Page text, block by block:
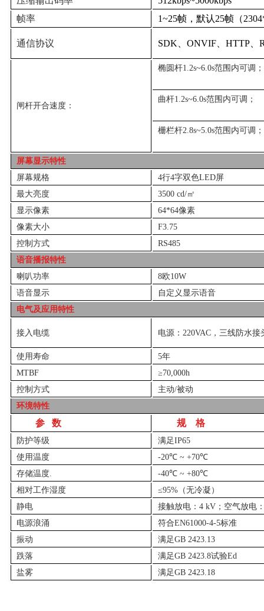
帧率
1~25帧，默认25帧（
通信协议 SDK ONVIF HTTP
闸杆开合速度：
椭圆杆1.2s~6.0s范围内可调；
曲杆1.2s~6.0s范围内可调；
栅栏杆2.8s~5.0s范围内可调；
屏幕显示特性
屏幕规格
4行4字双色LED屏
最大亮度
3500 cd/㎡
显示像素
64*64像素
像素大小
F3.75
控制方式
RS485
语音播报特性
喇叭功率
8欧10W
语音显示
自定义显示语音
电气及应用特性
接入电缆 电源： 220VAC ，三线防水接
使用寿命 5年
MTBF
≥70,000h
控制方式
主动/被动
环境特性
参 数 规 格
防护等级 满足IP65
使用温度
-20℃ ~ +70℃
存储温度. -40℃ ~ +80℃
相对工作湿度
≤95% （无冷凝）
静电
接触放电： 4 kV ；空气放电
电源浪涌
符合EN61000-4-5标准
振动
满足GB 2423.13
跌落
满足GB 2423.8试验Ed
盐雾
满足GB 2423.18